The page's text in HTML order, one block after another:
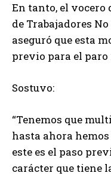
En tanto, el vocero
de Trabajadores
aseguró que esta
previo para el
Sostuvo:
“Tenemos que
hasta ahora
este es el paso
carácter que tiene